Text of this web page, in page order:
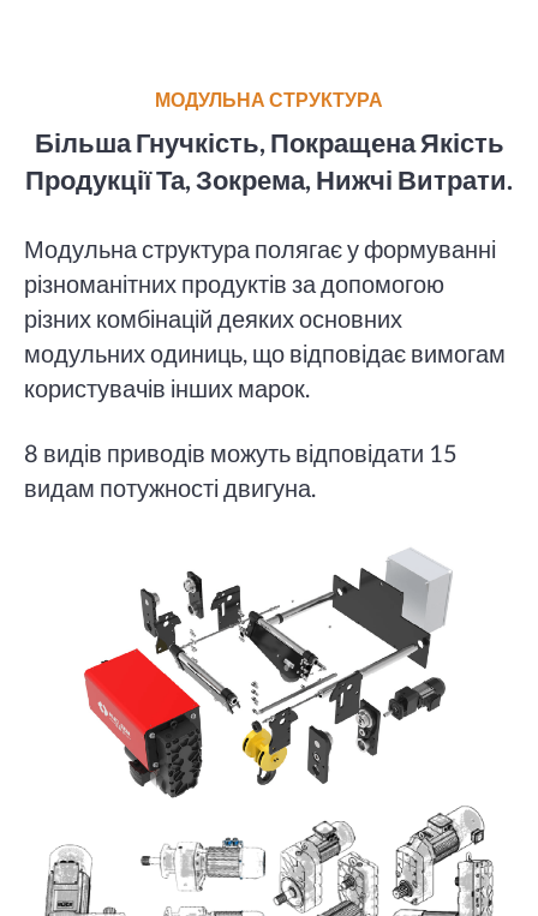
МОДУЛЬНА СТРУКТУРА
Більша Гнучкість, Покращена Якість
Продукції Та, Зокрема, Нижчі Витрати.
Модульна структура полягає у формуванні
різноманітних продуктів за допомогою
різних комбінацій деяких основних
модульних одиниць, що відповідає вимогам
користувачів інших марок.
8 видів приводів можуть відповідати 15
видам потужності двигуна.